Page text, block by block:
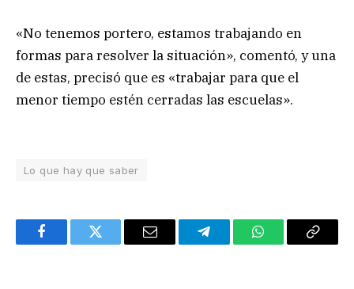
«No tenemos portero, estamos trabajando en
formas para resolver la situación», comentó, y una
de estas, precisó que es «trabajar para que el
menor tiempo estén cerradas las escuelas».
Lo que hay que saber
FacebookTwitter Email TelegramWhatsAppCopy